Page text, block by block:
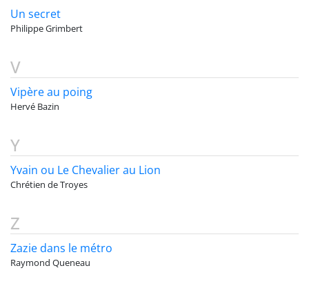
Un secret
Philippe Grimbert
V
Vipère au poing
Hervé Bazin
Y
Yvain ou Le Chevalier au Lion
Chrétien de Troyes
Z
Zazie dans le métro
Raymond Queneau